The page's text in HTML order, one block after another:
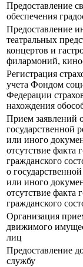
Предоставление
обеспечения
Предоставление
театральных
концертов и
филармоний,
Регистрация
учета Фондом
Федерации
нахождения
Прием заявлений
государственной
или иного
отсутствие факта
гражданского
о
или иного
отсутствие факта
гражданского
Организация
движимого
лиц
Предоставление
службу